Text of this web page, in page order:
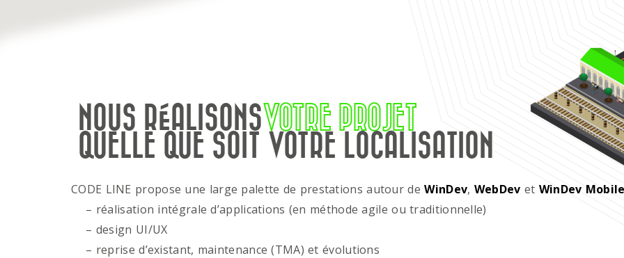
NOUS RÉALISONSVOTRE PROJET
QUELLE QUE SOIT VOTRE LOCALISATION
CODE LINE propose une large palette de prestations autour deWinDev, WebDev et WinDev
– réalisation intégrale d’applications (en méthode agile ou traditionnelle)
– design UI/UX
– reprise d’existant, maintenance (TMA) et évolutions